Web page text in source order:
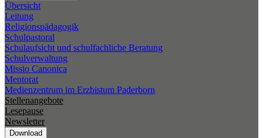
Übersicht
Leitung
Religionspädagogik
Schulpastoral
Schulaufsicht und schulfachliche Beratung
Schulverwaltung
Missio Canonica
Mentorat
Medienzentrum im Erzbistum Paderborn
Stellenangebote
Lesepause
Newsletter
Download